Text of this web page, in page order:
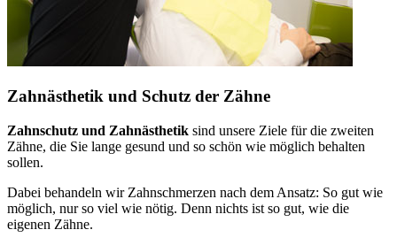
Zahnästhetik und Schutz der Zähne
Zahnschutz und Zahnästhetik sind unsere Ziele für die zweiten
Zähne, die Sie lange gesund und so schön wie möglich behalten
sollen.
Dabei behandeln wir Zahnschmerzen nach dem Ansatz: So gut wie
möglich, nur so viel wie nötig. Denn nichts ist so gut, wie die
eigenen Zähne.